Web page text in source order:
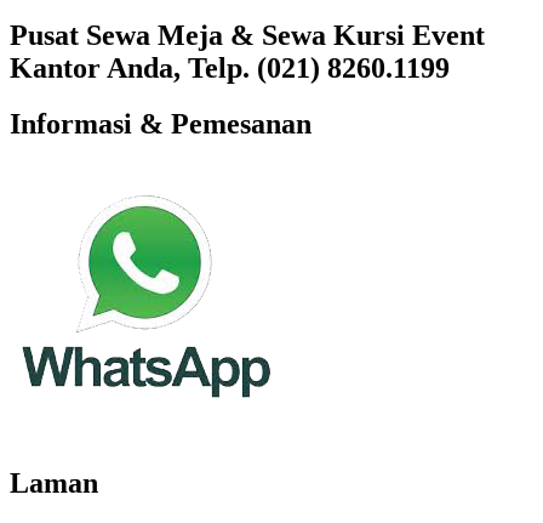
Pusat Sewa Meja & Sewa Kursi Event
Kantor Anda, Telp. (021) 8260.1199
Informasi & Pemesanan
Laman